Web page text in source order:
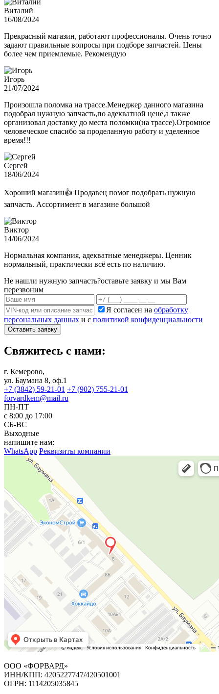
Виталий
16/08/2024
Прекрасный магазин, работают профессионалы. Очень точно
задают правильные вопросы при подборе запчастей. Цены
более чем приемлемые. Рекомендую
Игорь
21/07/2024
Произошла поломка на трассе.Менеджер данного магазина
подобрал нужную запчасть,по адекватной цене,а также
организовал доставку до места поломки(на трассе).Огромное
человеческое спасибо за проделанную работу и уделенное
время!!!
Сергей
18/06/2024
Хороший магазин👍 Продавец помог подобрать нужную
запчасть. Ассортимент в магазине большой
Виктор
14/06/2024
Нормальная компания, адекватные менеджеры. Ценник
нормальный, практически всё есть по наличию.
Не нашли нужную запчасть?оставьте заявку и мы Вам
перезвоним
Я согласен на обработку
персональных данных и с политикой конфиденциальности
Оставить заявку
Свяжитесь с нами:
г. Кемерово,
ул. Баумана 8, оф.1
+7 (3842) 59-21-01 +7 (902) 755-21-01
forvardkem@mail.ru
ПН-ПТ
с 8:00 до 17:00
СБ-ВС
Выходные
напишите нам:
WhatsApp Реквизиты компании
ООО «ФОРВАРД»
ИНН/КПП: 4205227747/420501001
ОГРН: 1114205035845